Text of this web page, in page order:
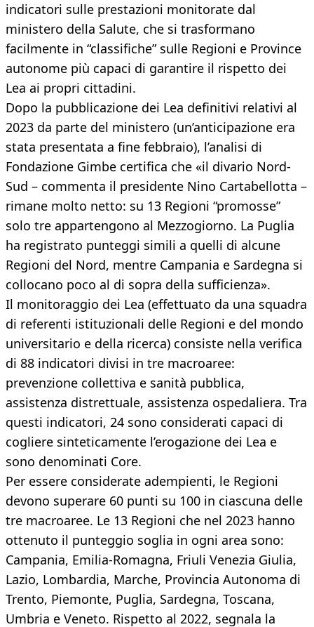
indicatori sulle prestazioni monitorate dal
ministero della Salute, che si trasformano
facilmente in “classifiche” sulle Regioni e Province
autonome più capaci di garantire il rispetto dei
Lea ai propri cittadini.
Dopo la pubblicazione dei Lea definitivi relativi al
2023 da parte del ministero (un’anticipazione era
stata presentata a fine febbraio), l’analisi di
Fondazione Gimbe certifica che «il divario Nord-
Sud – commenta il presidente Nino Cartabellotta –
rimane molto netto: su 13 Regioni “promosse”
solo tre appartengono al Mezzogiorno. La Puglia
ha registrato punteggi simili a quelli di alcune
Regioni del Nord, mentre Campania e Sardegna si
collocano poco al di sopra della sufficienza».
Il monitoraggio dei Lea (effettuato da una squadra
di referenti istituzionali delle Regioni e del mondo
universitario e della ricerca) consiste nella verifica
di 88 indicatori divisi in tre macroaree:
prevenzione collettiva e sanità pubblica,
assistenza distrettuale, assistenza ospedaliera. Tra
questi indicatori, 24 sono considerati capaci di
cogliere sinteticamente l’erogazione dei Lea e
sono denominati Core.
Per essere considerate adempienti, le Regioni
devono superare 60 punti su 100 in ciascuna delle
tre macroaree. Le 13 Regioni che nel 2023 hanno
ottenuto il punteggio soglia in ogni area sono:
Campania, Emilia-Romagna, Friuli Venezia Giulia,
Lazio, Lombardia, Marche, Provincia Autonoma di
Trento, Piemonte, Puglia, Sardegna, Toscana,
Umbria e Veneto. Rispetto al 2022, segnala la